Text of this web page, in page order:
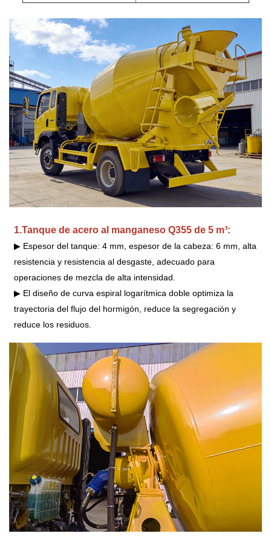
1.Tanque de acero al manganeso Q355 de 5 m³:
▶ Espesor del tanque: 4 mm, espesor de la cabeza: 6 mm, alta
resistencia y resistencia al desgaste, adecuado para
operaciones de mezcla de alta intensidad.
▶ El diseño de curva espiral logarítmica doble optimiza la
trayectoria del flujo del hormigón, reduce la segregación y
reduce los residuos.